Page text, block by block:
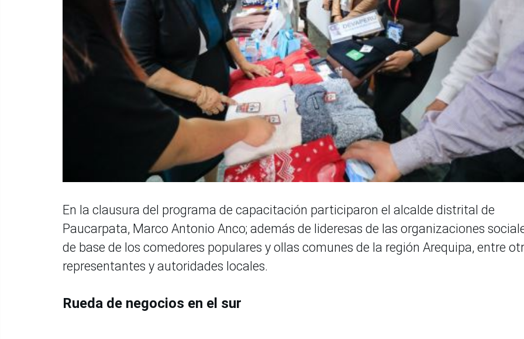
En la clausura del programa de capacitación participaron el alcalde distrital de
Paucarpata, Marco Antonio Anco; además de lideresas de las organizaciones
de base de los comedores populares y ollas comunes de la región Arequipa, entre
representantes y autoridades locales.
Rueda de negocios en el sur